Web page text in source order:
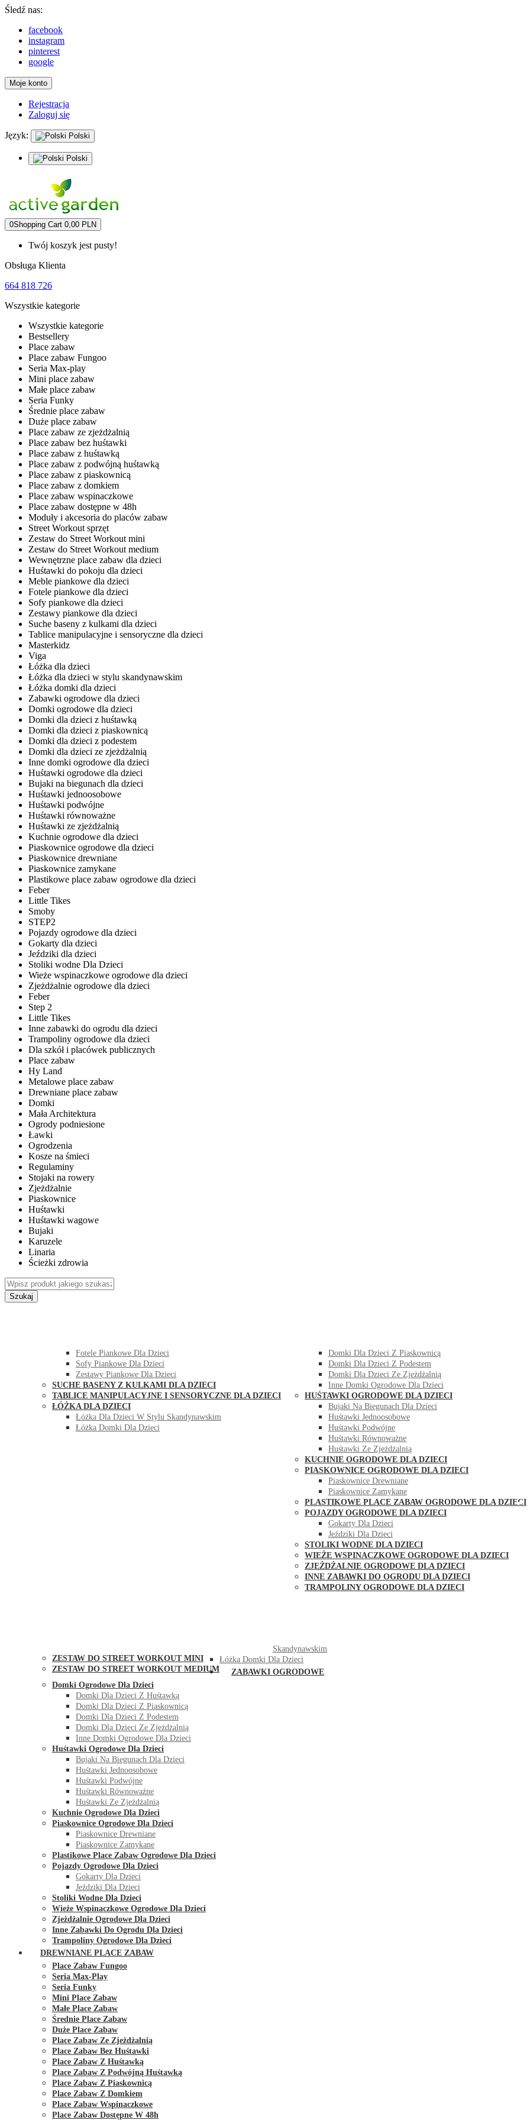
Śledź nas:
facebook
instagram
pinterest
google
Moje konto
Rejestracja
Zaloguj się
Język: Polski
Polski
0Shopping Cart 0,00 PLN
Twój koszyk jest pusty!
Obsługa Klienta
664 818 726
Wszystkie kategorie
Wszystkie kategorie
Bestsellery
Place zabaw
Place zabaw Fungoo
Seria Max-play
Mini place zabaw
Małe place zabaw
Seria Funky
Średnie place zabaw
Duże place zabaw
Place zabaw ze zjeżdżalnią
Place zabaw bez huśtawki
Place zabaw z huśtawką
Place zabaw z podwójną huśtawką
Place zabaw z piaskownicą
Place zabaw z domkiem
Place zabaw wspinaczkowe
Place zabaw dostępne w 48h
Moduły i akcesoria do placów zabaw
Street Workout sprzęt
Zestaw do Street Workout mini
Zestaw do Street Workout medium
Wewnętrzne place zabaw dla dzieci
Huśtawki do pokoju dla dzieci
Meble piankowe dla dzieci
Fotele piankowe dla dzieci
Sofy piankowe dla dzieci
Zestawy piankowe dla dzieci
Suche baseny z kulkami dla dzieci
Tablice manipulacyjne i sensoryczne dla dzieci
Masterkidz
Viga
Łóżka dla dzieci
Łóżka dla dzieci w stylu skandynawskim
Łóżka domki dla dzieci
Zabawki ogrodowe dla dzieci
Domki ogrodowe dla dzieci
Domki dla dzieci z huśtawką
Domki dla dzieci z piaskownicą
Domki dla dzieci z podestem
Domki dla dzieci ze zjeżdżalnią
Inne domki ogrodowe dla dzieci
Huśtawki ogrodowe dla dzieci
Bujaki na biegunach dla dzieci
Huśtawki jednoosobowe
Huśtawki podwójne
Huśtawki równoważne
Huśtawki ze zjeżdżalnią
Kuchnie ogrodowe dla dzieci
Piaskownice ogrodowe dla dzieci
Piaskownice drewniane
Piaskownice zamykane
Plastikowe place zabaw ogrodowe dla dzieci
Feber
Little Tikes
Smoby
STEP2
Pojazdy ogrodowe dla dzieci
Gokarty dla dzieci
Jeździki dla dzieci
Stoliki wodne Dla Dzieci
Wieże wspinaczkowe ogrodowe dla dzieci
Zjeżdżalnie ogrodowe dla dzieci
Feber
Step 2
Little Tikes
Inne zabawki do ogrodu dla dzieci
Trampoliny ogrodowe dla dzieci
Dla szkół i placówek publicznych
Place zabaw
Hy Land
Metalowe place zabaw
Drewniane place zabaw
Domki
Mała Architektura
Ogrody podniesione
Ławki
Ogrodzenia
Kosze na śmieci
Regulaminy
Stojaki na rowery
Zjeżdżalnie
Piaskownice
Huśtawki
Huśtawki wagowe
Bujaki
Karuzele
Linaria
Ścieżki zdrowia
Szukaj
Fotele Piankowe Dla Dzieci
Sofy Piankowe Dla Dzieci
Zestawy Piankowe Dla Dzieci
SUCHE BASENY Z KULKAMI DLA DZIECI
TABLICE MANIPULACYJNE I SENSORYCZNE DLA DZIECI
ŁÓŻKA DLA DZIECI
Łóżka Dla Dzieci W Stylu Skandynawskim
Łóżka Domki Dla Dzieci
Domki Dla Dzieci Z Piaskownicą
Domki Dla Dzieci Z Podestem
Domki Dla Dzieci Ze Zjeżdżalnią
Inne Domki Ogrodowe Dla Dzieci
HUŚTAWKI OGRODOWE DLA DZIECI
Bujaki Na Biegunach Dla Dzieci
Huśtawki Jednoosobowe
Huśtawki Podwójne
Huśtawki Równoważne
Huśtawki Ze Zjeżdżalnią
KUCHNIE OGRODOWE DLA DZIECI
PIASKOWNICE OGRODOWE DLA DZIECI
Piaskownice Drewniane
Piaskownice Zamykane
PLASTIKOWE PLACE ZABAW OGRODOWE DLA DZIECI
POJAZDY OGRODOWE DLA DZIECI
Gokarty Dla Dzieci
Jeździki Dla Dzieci
STOLIKI WODNE DLA DZIECI
WIEŻE WSPINACZKOWE OGRODOWE DLA DZIECI
ZJEŻDŻALNIE OGRODOWE DLA DZIECI
INNE ZABAWKI DO OGRODU DLA DZIECI
TRAMPOLINY OGRODOWE DLA DZIECI
ZESTAW DO STREET WORKOUT MINI
ZESTAW DO STREET WORKOUT MEDIUM
Skandynawskim
Łóżka Domki Dla Dzieci
ZABAWKI OGRODOWE
Domki Ogrodowe Dla Dzieci
Domki Dla Dzieci Z Huśtawką
Domki Dla Dzieci Z Piaskownicą
Domki Dla Dzieci Z Podestem
Domki Dla Dzieci Ze Zjeżdżalnią
Inne Domki Ogrodowe Dla Dzieci
Huśtawki Ogrodowe Dla Dzieci
Bujaki Na Biegunach Dla Dzieci
Huśtawki Jednoosobowe
Huśtawki Podwójne
Huśtawki Równoważne
Huśtawki Ze Zjeżdżalnią
Kuchnie Ogrodowe Dla Dzieci
Piaskownice Ogrodowe Dla Dzieci
Piaskownice Drewniane
Piaskownice Zamykane
Plastikowe Place Zabaw Ogrodowe Dla Dzieci
Pojazdy Ogrodowe Dla Dzieci
Gokarty Dla Dzieci
Jeździki Dla Dzieci
Stoliki Wodne Dla Dzieci
Wieże Wspinaczkowe Ogrodowe Dla Dzieci
Zjeżdżalnie Ogrodowe Dla Dzieci
Inne Zabawki Do Ogrodu Dla Dzieci
Trampoliny Ogrodowe Dla Dzieci
DREWNIANE PLACE ZABAW
Place Zabaw Fungoo
Seria Max-Play
Seria Funky
Mini Place Zabaw
Małe Place Zabaw
Średnie Place Zabaw
Duże Place Zabaw
Place Zabaw Ze Zjeżdżalnią
Place Zabaw Bez Huśtawki
Place Zabaw Z Huśtawką
Place Zabaw Z Podwójną Huśtawką
Place Zabaw Z Piaskownicą
Place Zabaw Z Domkiem
Place Zabaw Wspinaczkowe
Place Zabaw Dostępne W 48h